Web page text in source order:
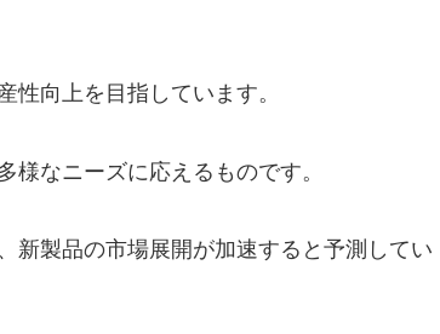
性向上を目指しています。
なニーズに応えるものです。
新製品の市場展開が加速すると予測してい